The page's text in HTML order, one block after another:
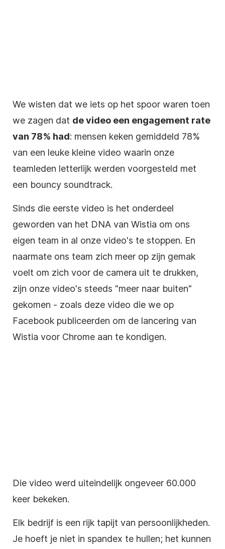
We wisten dat we iets op het spoor waren toen
we zagen dat de video een engagement rate
van 78% had: mensen keken gemiddeld 78%
van een leuke kleine video waarin onze
teamleden letterlijk werden voorgesteld met
een bouncy soundtrack.
Sinds die eerste video is het onderdeel
geworden van het DNA van Wistia om ons
eigen team in al onze video's te stoppen. En
naarmate ons team zich meer op zijn gemak
voelt om zich voor de camera uit te drukken,
zijn onze video's steeds "meer naar buiten"
gekomen - zoals deze video die we op
Facebook publiceerden om de lancering van
Wistia voor Chrome aan te kondigen.
Die video werd uiteindelijk ongeveer 60.000
keer bekeken.
Elk bedrijf is een rijk tapijt van persoonlijkheden.
Je hoeft je niet in spandex te hullen; het kunnen